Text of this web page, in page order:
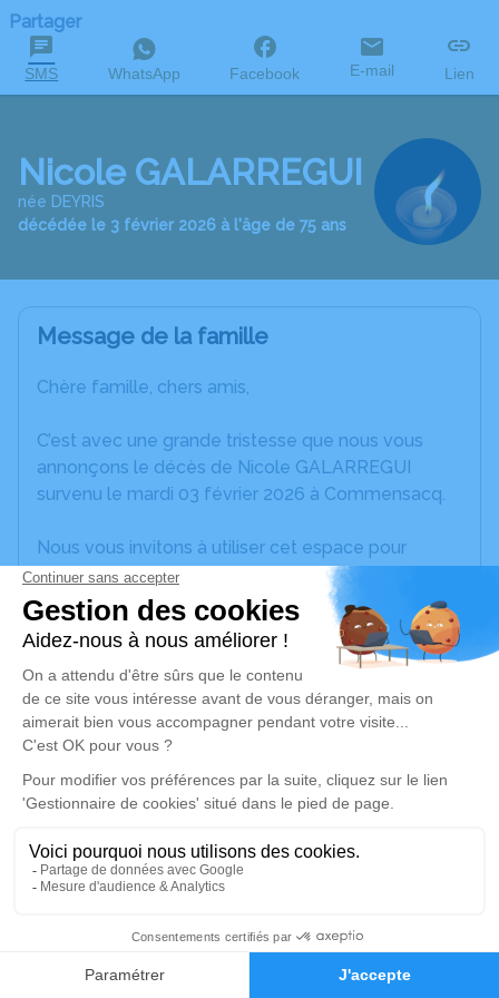
Faire-part Hommages
Partager
SMS WhatsApp Facebook E-mail Lien
Nicole GALARREGUI
née DEYRIS
décédée le 3 février 2026 à l'âge de 75 ans
Message de la famille
Chère famille, chers amis,
C’est avec une grande tristesse que nous vous
annonçons le décès de Nicole GALARREGUI
survenu le mardi 03 février 2026 à Commensacq.
Nous vous invitons à utiliser cet espace pour
laisser vos condoléances, partager des photos
souvenirs, une anecdote ou exprimer vos pensées
à travers des poèmes ou des textes. Cet endroit
est un lieu d'expression dédié à honorer la
mémoire de Nicole GALARREGUI.
Un service de plantation d’arbre hommage est
disponible ici
Cérémonie religieuse
Église de Commensacq
au bourg